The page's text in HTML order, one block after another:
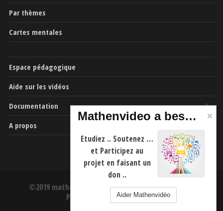
Par thèmes
Cartes mentales
Espace pédagogique
Aide sur les vidéos
Documentation
A propos
©2019 mathenvideo.fr -CGU-Mentions Légales
Politique de confidentialité
Mathenvideo a besoin de vous
Etudiez .. Soutenez …
et Participez au
projet en faisant un
don ..
Aider Mathenvidéo